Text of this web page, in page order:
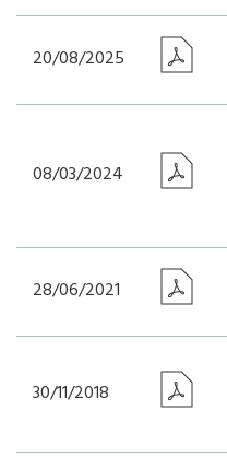
20/08/2025
08/03/2024
28/06/2021
30/11/2018